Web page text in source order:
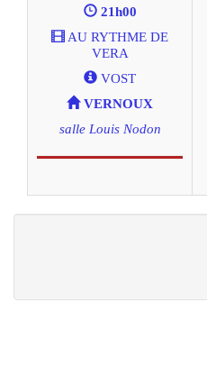
21h00
AU RYTHME DE
VERA
VOST
VERNOUX
salle Louis Nodon